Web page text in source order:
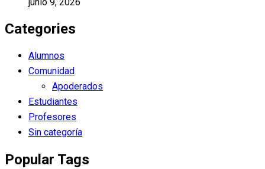
Categories
Alumnos
Comunidad
Apoderados
Estudiantes
Profesores
Sin categoría
Popular Tags